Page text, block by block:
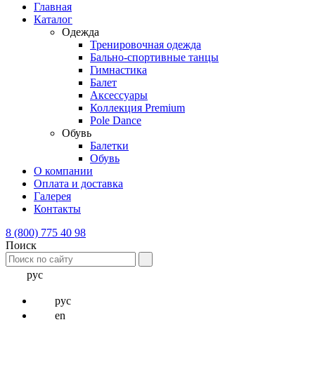
Главная
Каталог
Одежда
Тренировочная одежда
Бально-спортивные танцы
Гимнастика
Балет
Аксессуары
Коллекция Premium
Pole Dance
Обувь
Балетки
Обувь
О компании
Оплата и доставка
Галерея
Контакты
8 (800) 775 40 98
Поиск
рус
рус
en